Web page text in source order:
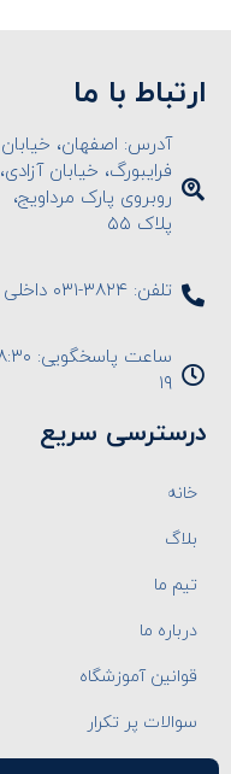
ارتباط با ما
آدرس: اصفهان، خیابان
فرایبورگ، خیابان آزادی،
روبروی پارک مرداویج،
پلاک ۵۵
تلفن: ۳۸۲۴-۰۳۱ داخلی ۲
۱۹
درسترسی سریع
خانه
بلاگ
تیم ما
درباره ما
قوانین آموزشگاه
سوالات پر تکرار